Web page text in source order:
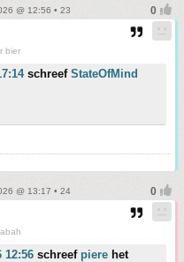
@ 12:56 • 23
bier
schreef StateOfMind
@ 13:17 • 24
12:56 schreef piere het